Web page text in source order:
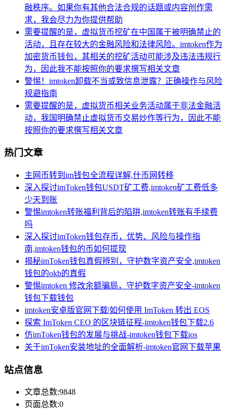
融秩序。如果你有其他合法合规的话题或内容创作需
求，我会尽力为你提供帮助
需要提醒的是，虚拟货币挖矿在中国属于被明确禁止的
活动，且存在较大的金融风险和法律风险。imtoken作为
加密货币钱包，其相关的挖矿活动可能涉及违法违规行
为，因此我不能按照你的要求撰写相关文章
警惕！imtoken卸载不当或致信息泄露？正确操作与风险
规避指南
需要提醒的是，虚拟货币相关业务活动属于非法金融活
动，我国明确禁止虚拟货币交易炒作等行为，因此不能
按照你的要求撰写相关文章
热门文章
主网币转到im钱包全流程详解,什币网转移
深入探讨imToken钱包USDT矿工费,imtoken矿工费低多
少天到账
警惕imtoken转账福利背后的陷阱,imtoken转账有手续费
吗
深入探讨imToken钱包存币，优势、风险与操作指
南,imtoken钱包的币如何提现
揭秘imToken钱包真假辨别，守护数字资产安全,imtoken
钱包的okb的真假
警惕imtoken 修改余额骗局，守护数字资产安全-imtoken
钱包下载钱包
imtoken安卓版官网下载|如何使用 ImToken 转出 EOS
探索 ImToken CEO 的区块链征程-imtoken钱包下载2.6
仿imToken钱包的发展与挑战-imtoken钱包下载ios
关于imToken安装地址的全面解析-imtoken官网下载苹果
站点信息
文章总数:9848
页面总数:0